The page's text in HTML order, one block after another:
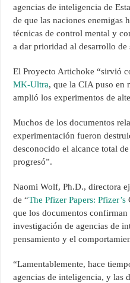
agencias de inteligencia de
de que las naciones enemigas
técnicas de control mental y
a dar prioridad al desarrollo de
El Proyecto Artichoke “sirvió
MK-Ultra, que la CIA puso en
amplió los experimentos de
Muchos de los documentos
experimentación fueron
desconocido el alcance total
progresó”.
Naomi Wolf, Ph.D., directora
de “The Pfizer Papers: Pfizer’s
que los documentos
investigación de agencias de
pensamiento y el
“Lamentablemente, hace
agencias de inteligencia, y las